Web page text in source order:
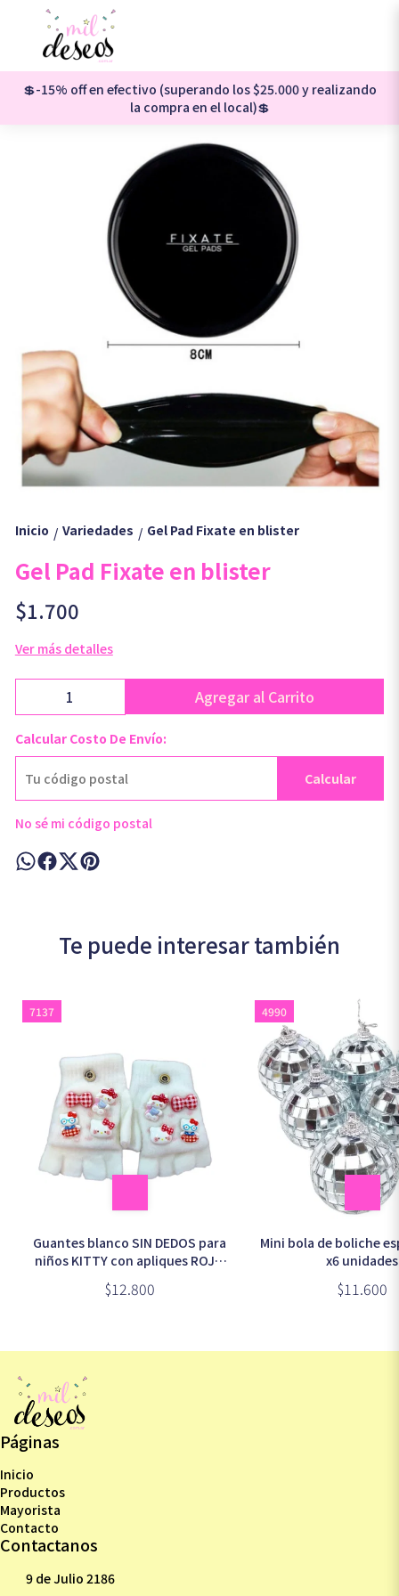
💲-15% off en efectivo (superando los $25.000 y realizando
la compra en el local)💲
Inicio / Variedades / Gel Pad Fixate en blister
Gel Pad Fixate en blister
$1.700
Ver más detalles
Agregar al Carrito
Calcular Costo De Envío:
Calcular
No sé mi código postal
Te puede interesar también
7137
Guantes blanco SIN DEDOS para
niños KITTY con apliques ROJO
(2-4 años)
$12.800
4990
Mini bola de boliche
x6 unidades
$11.600
Páginas
Inicio
Productos
Mayorista
Contacto
Contactanos
9 de Julio 2186